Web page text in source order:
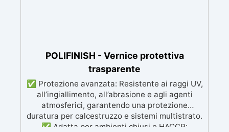
POLIFINISH - Vernice protettiva
trasparente
✅ Protezione avanzata: Resistente ai raggi UV,
all’ingiallimento, all’abrasione e agli agenti
atmosferici, garantendo una protezione
duratura per calcestruzzo e sistemi multistrato.
✅ Adatta per ambienti chiusi e HACCP: